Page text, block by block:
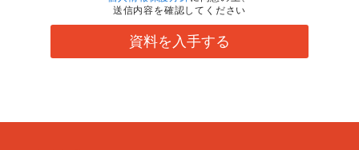
送信内容を確認してください
資料を入手する